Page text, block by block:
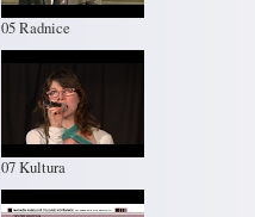
05 Radnice
07 Kultura